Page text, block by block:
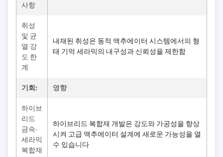
사항
취성
및 균
열 강
도 한
계
내재된 취성은 동적 액추에이터 시스템에서의 형
태 기억 세라믹의 내구성과 신뢰성을 제한함
기회: 영향
하이브
리드
금속-
세라믹
복합재
하이브리드 복합재 개발은 강도와 가공성을 향상
시켜 고급 액추에이터 설계에 새로운 가능성을 열
수 있습니다